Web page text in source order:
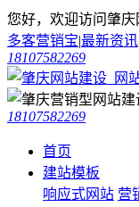
您好，欢迎访问肇
多客营销宝|最新资讯
18107582269
18107582269
首页
建站模板
响应式网站 营